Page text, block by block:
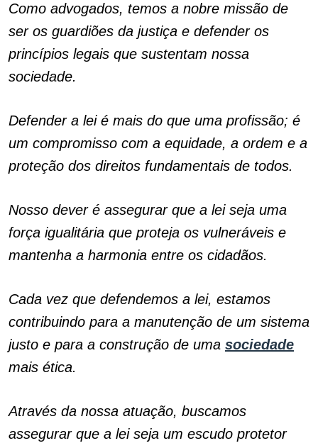
Como advogados, temos a nobre missão de
ser os guardiões da justiça e defender os
princípios legais que sustentam nossa
sociedade.
Defender a lei é mais do que uma profissão; é
um compromisso com a equidade, a ordem e a
proteção dos direitos fundamentais de todos.
Nosso dever é assegurar que a lei seja uma
força igualitária que proteja os vulneráveis e
mantenha a harmonia entre os cidadãos.
Cada vez que defendemos a lei, estamos
contribuindo para a manutenção de um sistema
justo e para a construção de uma sociedade
mais ética.
Através da nossa atuação, buscamos
assegurar que a lei seja um escudo protetor